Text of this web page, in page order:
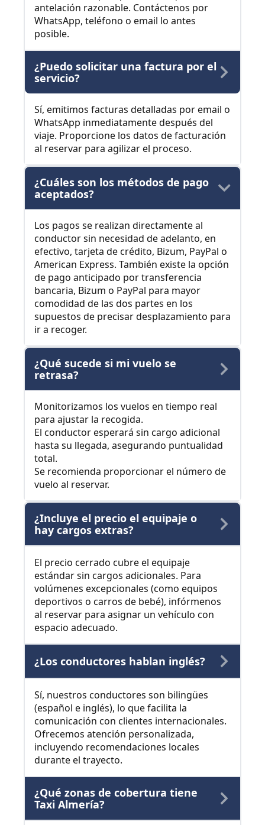
antelación razonable. Contáctenos por
WhatsApp, teléfono o email lo antes
posible.
¿Puedo solicitar una factura por el
servicio?
Sí, emitimos facturas detalladas por email o
WhatsApp inmediatamente después del
viaje. Proporcione los datos de facturación
al reservar para agilizar el proceso.
¿Cuáles son los métodos de pago
aceptados?
Los pagos se realizan directamente al
conductor sin necesidad de adelanto, en
efectivo, tarjeta de crédito, Bizum, PayPal o
American Express. También existe la opción
de pago anticipado por transferencia
bancaria, Bizum o PayPal para mayor
comodidad de las dos partes en los
supuestos de precisar desplazamiento para
ir a recoger.
¿Qué sucede si mi vuelo se
retrasa?
Monitorizamos los vuelos en tiempo real
para ajustar la recogida.
El conductor esperará sin cargo adicional
hasta su llegada, asegurando puntualidad
total.
Se recomienda proporcionar el número de
vuelo al reservar.
¿Incluye el precio el equipaje o
hay cargos extras?
El precio cerrado cubre el equipaje
estándar sin cargos adicionales. Para
volúmenes excepcionales (como equipos
deportivos o carros de bebé), infórmenos
al reservar para asignar un vehículo con
espacio adecuado.
¿Los conductores hablan inglés?
Sí, nuestros conductores son bilingües
(español e inglés), lo que facilita la
comunicación con clientes internacionales.
Ofrecemos atención personalizada,
incluyendo recomendaciones locales
durante el trayecto.
¿Qué zonas de cobertura tiene
Taxi Almería?